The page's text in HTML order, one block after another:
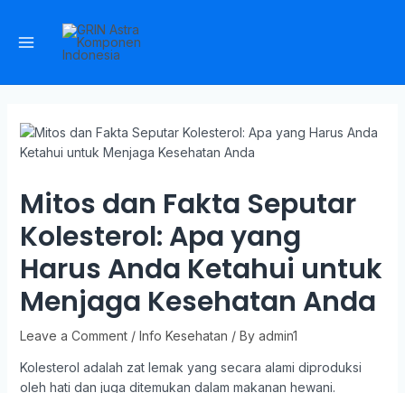
Mitos dan Fakta Seputar
Kolesterol: Apa yang
Harus Anda Ketahui untuk
Menjaga Kesehatan Anda
Leave a Comment / Info Kesehatan / By admin1
Kolesterol adalah zat lemak yang secara alami diproduksi
oleh hati dan juga ditemukan dalam makanan hewani.